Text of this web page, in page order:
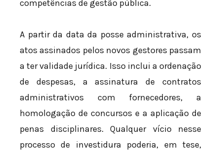
competências de gestão pública.
A partir da data da posse administrativa, os
atos assinados pelos novos gestores passam
a ter validade jurídica. Isso inclui a ordenação
de despesas, a assinatura de contratos
administrativos com fornecedores, a
homologação de concursos e a aplicação de
penas disciplinares. Qualquer vício nesse
processo de investidura poderia, em tese,